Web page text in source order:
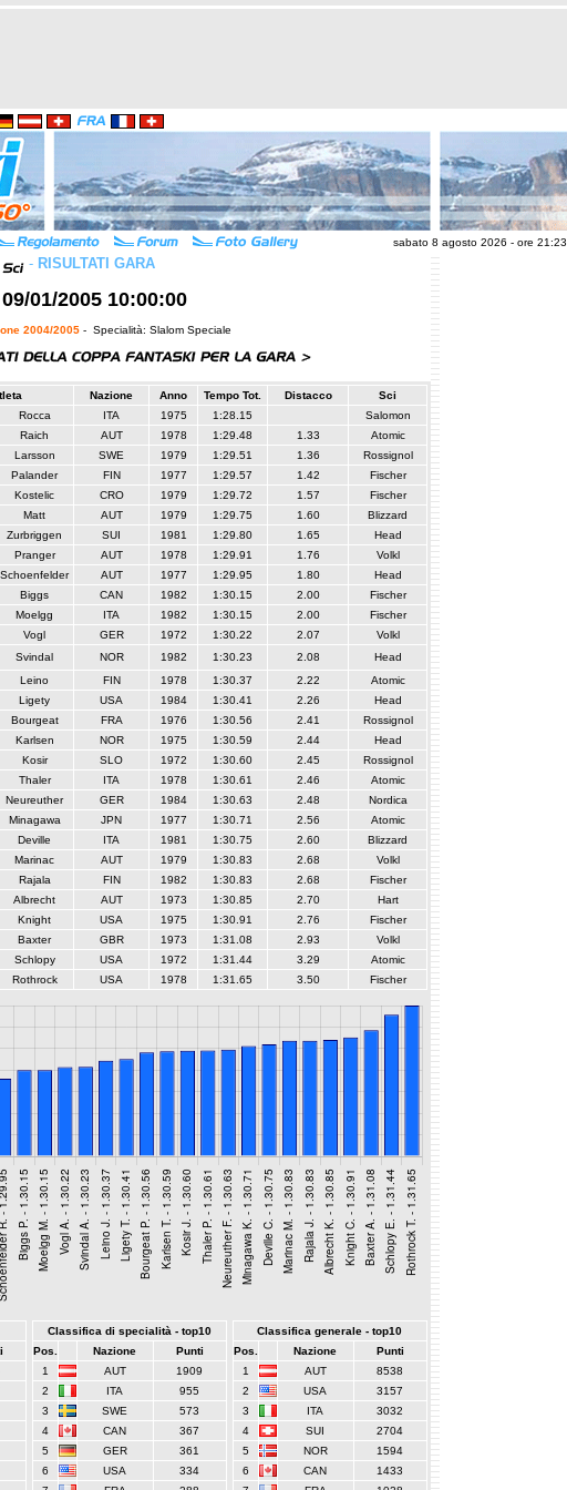
sabato 8 agosto 2026 - ore 21:23
- RISULTATI GARA
01/2005 10:00:00
2004/2005 - Specialità: Slalom Speciale
Nazione Anno Tempo Tot. Distacco
Sci
Rocca ITA 1975 1:28.15
Salomon
Raich AUT 1978 1:29.48 1.33
Atomic
Larsson SWE 1979 1:29.51 1.36
Rossignol
Palander FIN 1977 1:29.57 1.42
Fischer
Kostelic CRO 1979 1:29.72 1.57
Fischer
Matt AUT 1979 1:29.75 1.60
Blizzard
Zurbriggen SUI 1981 1:29.80 1.65
Head
Pranger AUT 1978 1:29.91 1.76
Volkl
Schoenfelder AUT 1977 1:29.95 1.80
Head
Biggs CAN 1982 1:30.15 2.00
Fischer
Moelgg ITA 1982 1:30.15 2.00
Fischer
Vogl GER 1972 1:30.22 2.07
Volkl
Svindal NOR 1982 1:30.23 2.08
Head
Leino FIN 1978 1:30.37 2.22
Atomic
Ligety USA 1984 1:30.41 2.26
Head
Bourgeat FRA 1976 1:30.56 2.41
Rossignol
Karlsen NOR 1975 1:30.59 2.44
Head
Kosir SLO 1972 1:30.60 2.45
Rossignol
Thaler ITA 1978 1:30.61 2.46
Atomic
Neureuther GER 1984 1:30.63 2.48
Nordica
Minagawa JPN 1977 1:30.71 2.56
Atomic
Deville ITA 1981 1:30.75 2.60
Blizzard
Marinac AUT 1979 1:30.83 2.68
Volkl
Rajala FIN 1982 1:30.83 2.68
Fischer
Albrecht AUT 1973 1:30.85 2.70
Hart
Knight USA 1975 1:30.91 2.76
Fischer
Baxter GBR 1973 1:31.08 2.93
Volkl
Schlopy USA 1972 1:31.44 3.29
Atomic
Rothrock USA 1978 1:31.65 3.50 Fischer
Classifica di specialità - top10
Pos.
Nazione
Punti
1
AUT
1909
2
ITA
955
3
SWE
573
4
CAN
367
5
GER
361
6
USA
334
Classifica generale - top10
Pos.
Nazione
Punti
1
AUT
8538
2
USA
3157
3
ITA
3032
4
SUI
2704
5
NOR
1594
6
CAN
1433